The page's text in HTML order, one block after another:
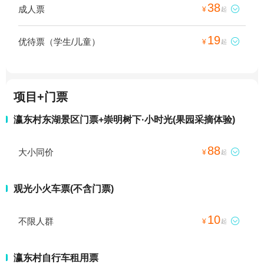
成人票 ¥38起 
优待票（学生/儿童） ¥ 19起 
项目+门票
瀛东村东湖景区门票+崇明树下·小时光(果园采摘体验)
大小同价 ¥ 88起 
观光小火车票(不含门票)
不限人群 ¥ 10起 
瀛东村自行车租用票